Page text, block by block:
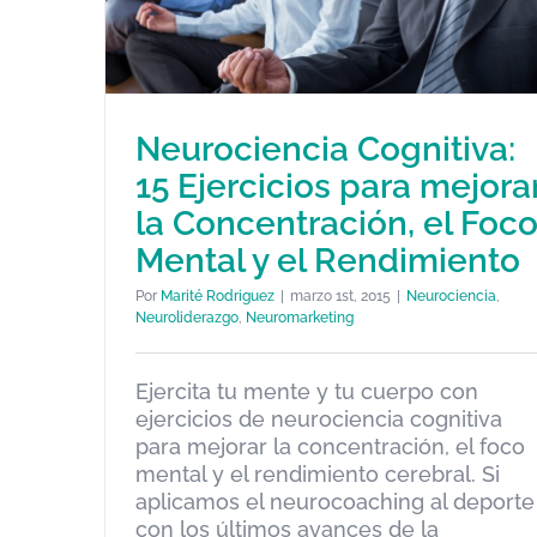
Neurociencia Cognitiva: 15
Ejercicios para mejorar la
Concentración, el Foco Mental y
el Rendimiento
Neurociencia Cognitiva:
15 Ejercicios para
la Concentración, el Foco
Mental y el Rendimiento
Por Marité Rodriguez | marzo 1st, 2015 | Neurociencia
Neuroliderazgo Neuromarketing
Ejercita tu mente y tu cuerpo con
ejercicios de neurociencia cognitiva
para mejorar la concentración, el foco
mental y el rendimiento cerebral. Si
aplicamos el neurocoaching al deporte
con los últimos avances de la